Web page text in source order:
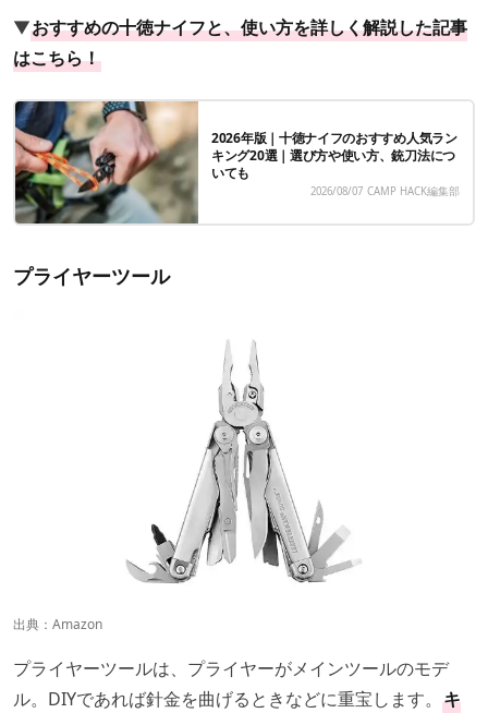
▼おすすめの十徳ナイフと、使い方を詳しく解説した記事
はこちら！
2026年版｜十徳ナイフのおすすめ人気ラン
キング20選｜選び方や使い方、銃刀法につ
いても
2026/08/07 CAMP HACK編集部
プライヤーツール
出典： Amazon
プライヤーツールは、プライヤーがメインツールのモデ
ル。DIYであれば針金を曲げるときなどに重宝します。 キ